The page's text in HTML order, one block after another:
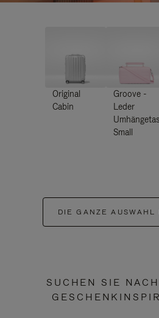
Original
Cabin
Groove -
Leder
Small
DIE GANZE AUSWAHL
SUCHEN SIE